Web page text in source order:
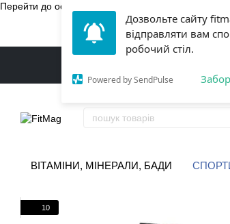
Дозвольте сайту
відправляти вам
робочий стіл.
Powered by SendPulse
Перейти до основного контенту
ВІТАМІНИ, МІНЕРАЛИ, БАДИ
10